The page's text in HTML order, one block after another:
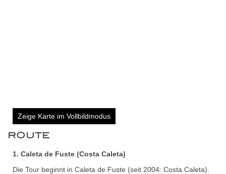
Zeige Karte im Vollbildmodus
ROUTE
1. Caleta de Fuste (Costa Caleta)
Die Tour beginnt in Caleta de Fuste (seit 2004: Costa Caleta).